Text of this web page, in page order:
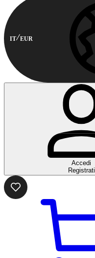
IT EUR
Accedi
Registrati